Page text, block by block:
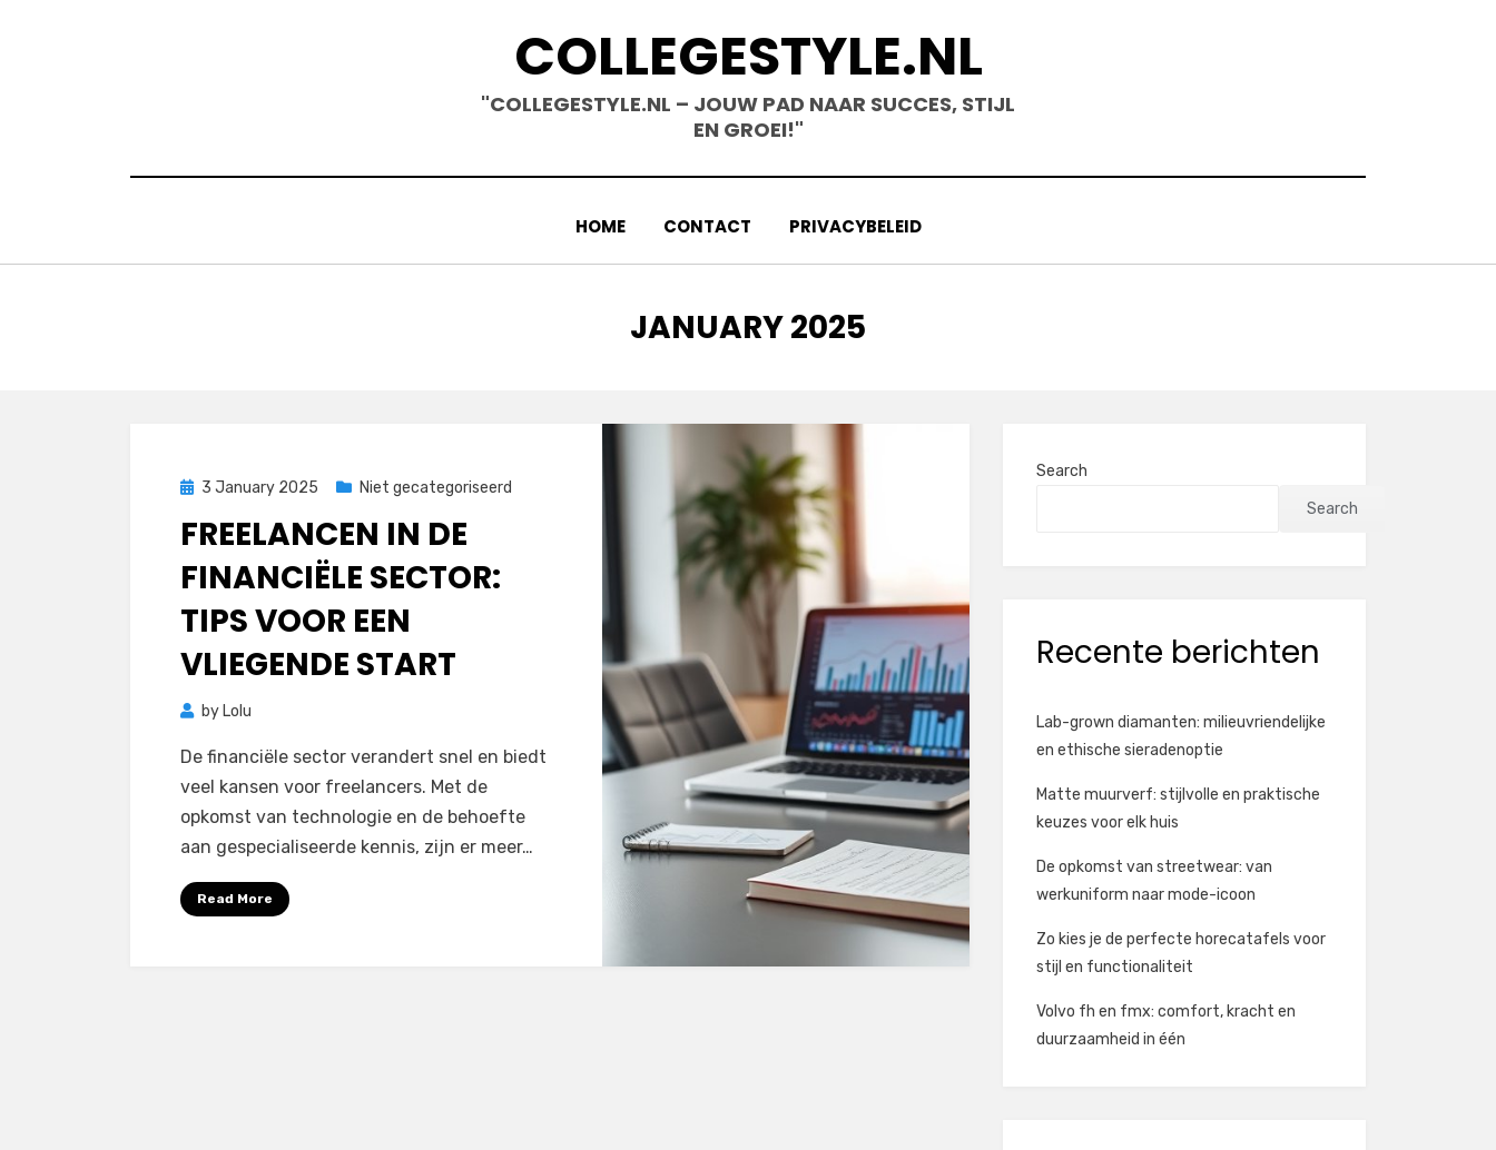
COLLEGESTYLE.NL
"COLLEGESTYLE.NL – JOUW PAD NAAR SUCCES, STIJL
EN GROEI!"
HOME CONTACT PRIVACYBELEID
MONTH
:
JANUARY 2025
Posted
3 January 2025 Niet gecategoriseerd
FREELANCEN IN DE
FINANCIËLE SECTOR:
TIPS VOOR EEN
VLIEGENDE START
by Lolu
De financiële sector verandert snel en biedt
veel kansen voor freelancers. Met de
opkomst van technologie en de behoefte
aan gespecialiseerde kennis, zijn er meer…
Read More
Search
Search
Recente berichten
Lab-grown diamanten: milieuvriendelijke
en ethische sieradenoptie
Matte muurverf: stijlvolle en praktische
keuzes voor elk huis
De opkomst van streetwear: van
werkuniform naar mode-icoon
Zo kies je de perfecte horecatafels voor
stijl en functionaliteit
Volvo fh en fmx: comfort, kracht en
duurzaamheid in één